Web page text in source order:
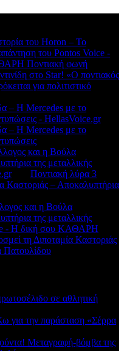
του Horon – Το
του Pontos Voice -
Ποντιακή φωνή
στο Star! «Ο ποντιακός
για πολιτιστικό
– Η Mercedes με το
- HellasVoice.grστο
– Η Mercedes με το
και η Βούλα
της μεταλλικής
στο Ποντιακή λύρα 3
Καστοριάς – Αποκαλυπτήρια
και η Βούλα
της μεταλλικής
- H δική σου ΚΑΘΑΡΗ
τη Διποταμία Καστοριάς
Πατουλίδου
σε αθλητική
για την παράσταση «Σέρρα
Μεταγραφή-βόμβα της